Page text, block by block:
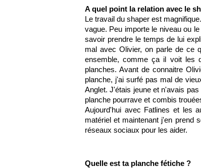
A quel point la relation avec le
Le travail du shaper est
vague. Peu importe le niveau ou
savoir prendre le temps de lui
mal avec Olivier, on parle de ce
ensemble, comme ça il voit les
planches. Avant de connaitre
planche, j'ai surfé pas mal de
Anglet. J'étais jeune et n'avais
planche pourrave et combis
Aujourd'hui avec Fatlines et les
matériel et maintenant j'en prend
réseaux sociaux pour les aider.
Quelle est ta planche fétiche ?